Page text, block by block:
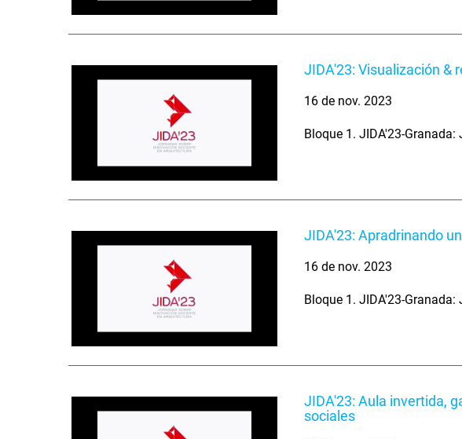
JIDA'23: Visualización &
16 de nov. 2023
Bloque 1. JIDA'23-
JIDA'23: Apradrinando
16 de nov. 2023
Bloque 1. JIDA'23-
JIDA'23: Aula invertida,
sociales